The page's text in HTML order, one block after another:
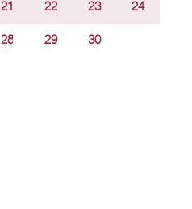
21 22 23 24
28 29 30